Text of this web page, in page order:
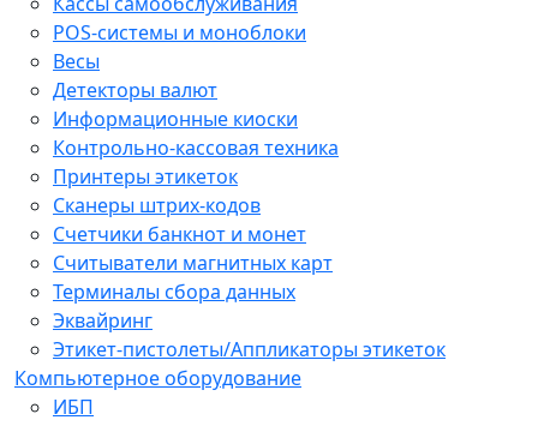
POS-системы и моноблоки
Весы
Детекторы валют
Информационные киоски
Контрольно-кассовая техника
Принтеры этикеток
Сканеры штрих-кодов
Счетчики банкнот и монет
Считыватели магнитных карт
Терминалы сбора данных
Эквайринг
Этикет-пистолеты/Аппликаторы этикеток
Компьютерное оборудование
ИБП